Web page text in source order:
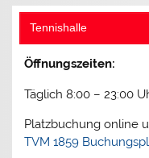
Tennishalle
Öffnungszeiten:
Täglich 8:00 – 23:00
Platzbuchung online
TVM 1859